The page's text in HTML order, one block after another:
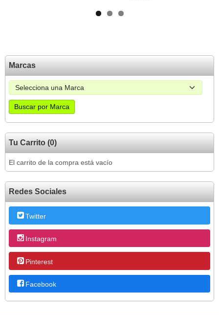
Marcas
Tu Carrito (0)
El carrito de la compra está vacío
Redes Sociales
Twitter
Instagram
Pinterest
Facebook